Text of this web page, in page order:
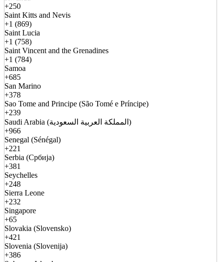
+250
Saint Kitts and Nevis
+1 (869)
Saint Lucia
+1 (758)
Saint Vincent and the Grenadines
+1 (784)
Samoa
+685
San Marino
+378
Sao Tome and Principe (São Tomé e Príncipe)
+239
Saudi Arabia (المملكة العربية السعودية)
+966
Senegal (Sénégal)
+221
Serbia (Србија)
+381
Seychelles
+248
Sierra Leone
+232
Singapore
+65
Slovakia (Slovensko)
+421
Slovenia (Slovenija)
+386